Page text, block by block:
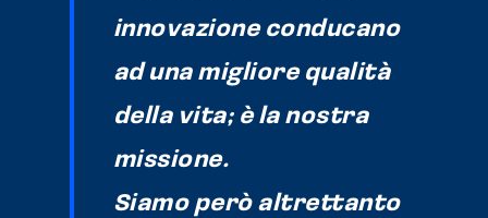
innovazione conducano
ad una migliore qualità
della vita; è la nostra
missione.
Siamo però altrettanto